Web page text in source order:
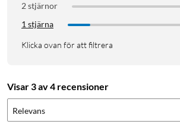
tangenten ger snabb åtkomst till
funktioner.
Specifikationer
Kabellängd: 1,8 m (avtagbar USB-A till
Tangentlayout: QWERTY (Nordisk)
Antal tangenter: 104
2 stjärnor
1 stjärna
Klicka ovan för att filtrera
Visar 3 av 4 recensioner
Relevans